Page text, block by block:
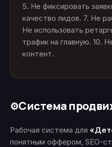
5. Не фиксировать
качество лидов. 7. Не
Не использовать
трафик на главную. 10.
контент.
⚙️Система
Рабочая система для
понятным оффером, SEO-